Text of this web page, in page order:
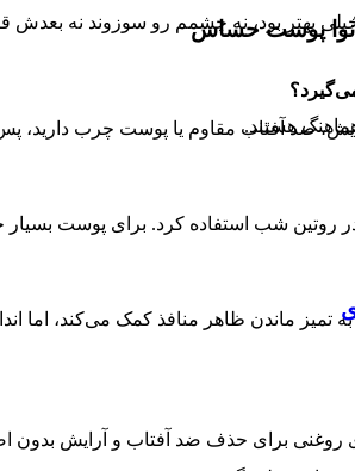
آنوا پوست حساس
ضد آفتاب مقاوم یا پوست چرب دارید، پس
روتین شب استفاده کرد. برای پوست
ماندن ظاهر منافذ کمک می‌کند، اما
بهتر بود، نه چشمم رو سوزوند نه بعدش
هستند.